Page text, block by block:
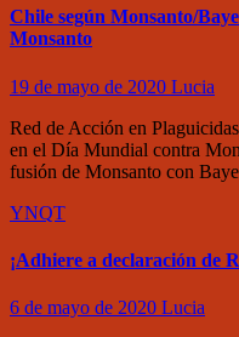
Chile según Monsanto/
Monsanto
19 de mayo de 2020 Lucia
Red de Acción en
en el Día Mundial contra
fusión de Monsanto con
YNQT
¡Adhiere a declaración de
6 de mayo de 2020 Lucia